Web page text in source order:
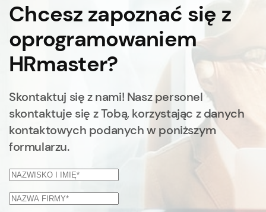
Chcesz zapoznać się z
oprogramowaniem
HRmaster?
Skontaktuj się z nami! Nasz personel
skontaktuje się z Tobą, korzystając z danych
kontaktowych podanych w poniższym
formularzu.